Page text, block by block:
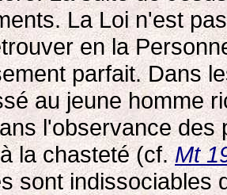
La Loi n'est
en la
parfait. Dans
au jeune homme
l'observance
la chasteté (cf.Mt
sont indissociables